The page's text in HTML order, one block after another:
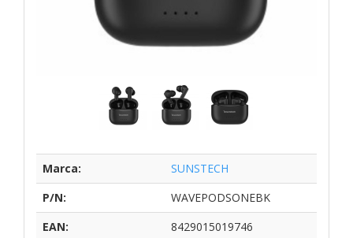
Marca:
SUNSTECH
P/N:
WAVEPODSONEBK
EAN:
8429015019746